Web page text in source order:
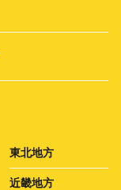
東北地方
近畿地方